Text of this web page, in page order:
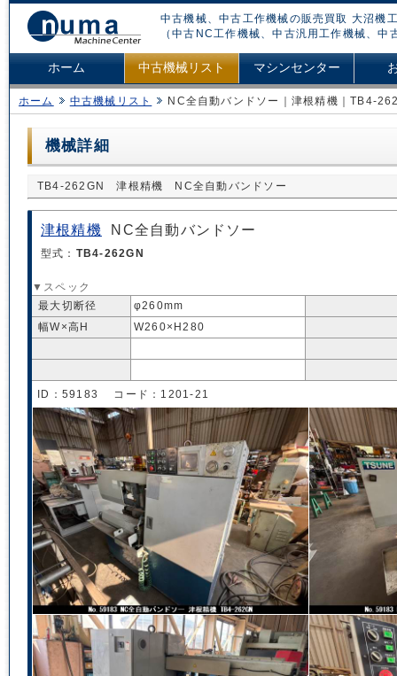
中古機械、中古工作機械の販売買取 大沼機
（中古NC工作機械、中古汎用工作機械、
ホーム 中古機械リスト マシンセンター
ホーム 中古機械リスト NC全自動バンドソー｜津根精機｜TB4-
機械詳細
TB4-262GN 津根精機 NC全自動バンドソー
津根精機 NC全自動バンドソー
型式： TB4-262GN
▼スペック
最大切断径
φ260mm
幅W×高H
W260×H280
ID：59183 コード：1201-21